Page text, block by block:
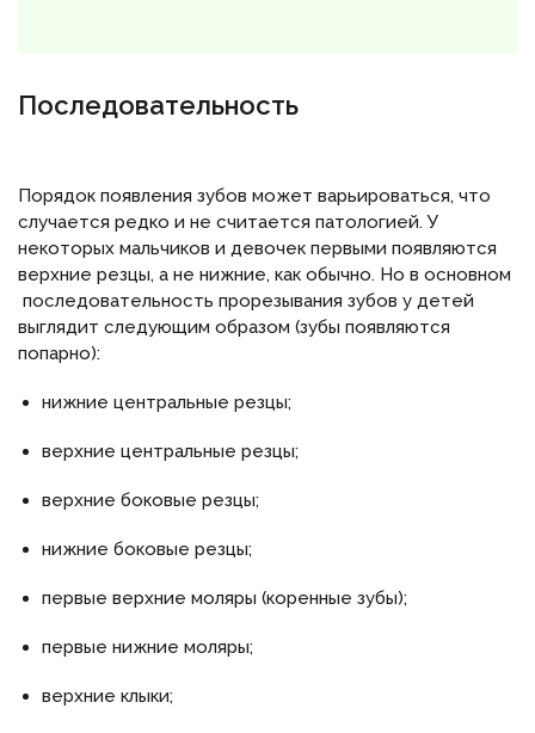
Последовательность
Порядок появления зубов может варьироваться, что
случается редко и не считается патологией. У
некоторых мальчиков и девочек первыми появляются
верхние резцы, а не нижние, как обычно. Но в основном
последовательность прорезывания зубов у детей
выглядит следующим образом (зубы появляются
попарно):
нижние центральные резцы;
верхние центральные резцы;
верхние боковые резцы;
нижние боковые резцы;
первые верхние моляры (коренные зубы);
первые нижние моляры;
верхние клыки;